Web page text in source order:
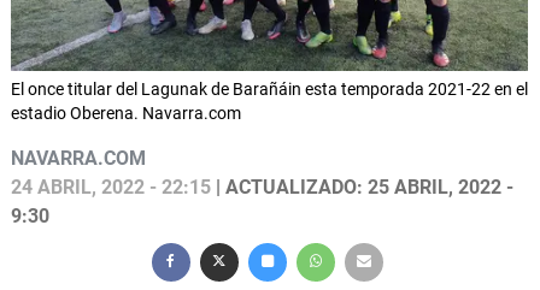
El once titular del Lagunak de Barañáin esta temporada 2021-22 en el
estadio Oberena. Navarra.com
NAVARRA.COM
24 ABRIL, 2022 - 22:15 | ACTUALIZADO: 25 ABRIL, 2022 -
9:30